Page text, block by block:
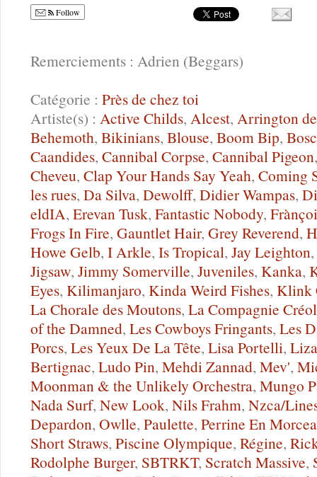
Follow
Remerciements : Adrien (Beggars)
Catégorie : Près de chez toi
Artiste(s) : Active Childs, Alcest, Arrington
Behemoth, Bikinians, Blouse, Boom Bip,
Caandides, Cannibal Corpse, Cannibal Pigeon
Cheveu, Clap Your Hands Say Yeah, Coming
les rues, Da Silva, Dewolff, Didier Wampas,
eldIA, Erevan Tusk, Fantastic Nobody,
Frogs In Fire, Gauntlet Hair, Grey Reverend,
Howe Gelb, I Arkle, Is Tropical, Jay Leighton,
Jigsaw, Jimmy Somerville, Juveniles, Kanka,
Eyes, Kilimanjaro, Kinda Weird Fishes, Klink
La Chorale des Moutons, La Compagnie
of the Damned, Les Cowboys Fringants, Les
Porcs, Les Yeux De La Tête, Lisa Portelli,
Bertignac, Ludo Pin, Mehdi Zannad, Mev',
Moonman & the Unlikely Orchestra, Mungo
Nada Surf, New Look, Nils Frahm, Nzca/
Depardon, Owlle, Paulette, Perrine En
Short Straws, Piscine Olympique, Régine,
Rodolphe Burger, SBTRKT, Scratch Massive,